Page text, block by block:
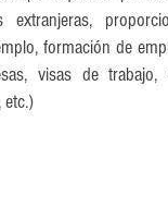
extranjeras,
formación de
visas de trabajo,
etc.)